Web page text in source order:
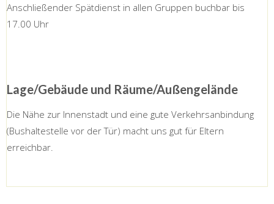
Anschließender Spätdienst in allen Gruppen buchbar bis
17.00 Uhr
Lage/Gebäude und Räume/Außengelände
Die Nähe zur Innenstadt und eine gute Verkehrsanbindung
(Bushaltestelle vor der Tür) macht uns gut für Eltern
erreichbar.